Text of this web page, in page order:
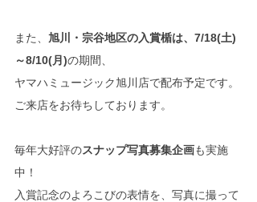
また、 旭川・宗谷地区の入賞楯は、 7/18(土)
～8/10(月)の期間、
ヤマハミュージック旭川店で配布予定です。
ご来店をお待ちしております。
毎年大好評のスナップ写真募集企画も実施
中！
入賞記念のよろこびの表情を、写真に撮って